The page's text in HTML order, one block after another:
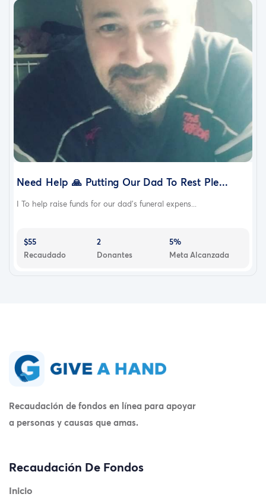
Need Help 🙏 Putting Our Dad To Rest Ple...
I To help raise funds for our dad's funeral expens...
$55
Recaudado
2
Donantes
5%
Meta Alcanzada
Recaudación de fondos en línea para apoyar
a personas y causas que amas.
Recaudación De Fondos
Inicio